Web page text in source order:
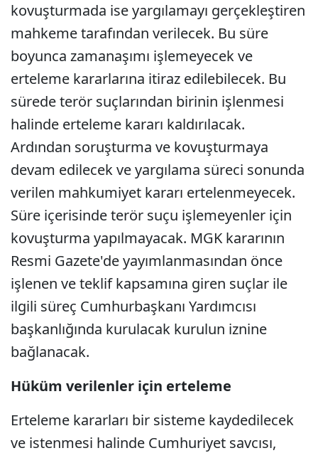
kovuşturmada ise yargılamayı gerçekleştiren
mahkeme tarafından verilecek. Bu süre
boyunca zamanaşımı işlemeyecek ve
erteleme kararlarına itiraz edilebilecek. Bu
sürede terör suçlarından birinin işlenmesi
halinde erteleme kararı kaldırılacak.
Ardından soruşturma ve kovuşturmaya
devam edilecek ve yargılama süreci sonunda
verilen mahkumiyet kararı ertelenmeyecek.
Süre içerisinde terör suçu işlemeyenler için
kovuşturma yapılmayacak. MGK kararının
Resmi Gazete'de yayımlanmasından önce
işlenen ve teklif kapsamına giren suçlar ile
ilgili süreç Cumhurbaşkanı Yardımcısı
başkanlığında kurulacak kurulun iznine
bağlanacak.
Hüküm verilenler için erteleme
Erteleme kararları bir sisteme kaydedilecek
ve istenmesi halinde Cumhuriyet savcısı,